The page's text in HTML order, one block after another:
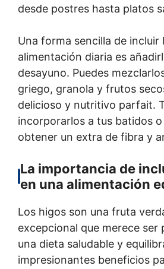
desde postres hasta platos
Una forma sencilla de incluir
alimentación diaria es
desayuno. Puedes
griego, granola y frutos
delicioso y nutritivo parfait.
incorporarlos a tus batidos
obtener un extra de fibra y
La importancia de
en una alimentación
Los higos son una fruta
excepcional que merece ser
una dieta saludable y
impresionantes beneficios